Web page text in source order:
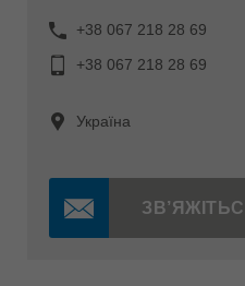
+38 067 218 28 69
+38 067 218 28 69
Україна